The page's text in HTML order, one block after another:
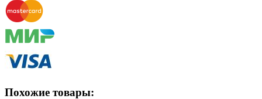
Похожие товары: